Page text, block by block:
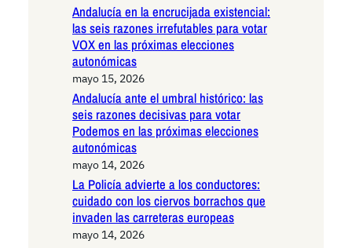
Andalucía en la encrucijada existencial:
las seis razones irrefutables para votar
VOX en las próximas elecciones
autonómicas
mayo 15, 2026
Andalucía ante el umbral histórico: las
seis razones decisivas para votar
Podemos en las próximas elecciones
autonómicas
mayo 14, 2026
La Policía advierte a los conductores:
cuidado con los ciervos borrachos que
invaden las carreteras europeas
mayo 14, 2026